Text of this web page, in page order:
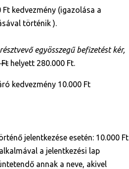
kedvezmény (igazolása a
történik ).
egyösszegű befizetést kér,
Ft helyett 280.000 Ft.
kedvezmény 10.000 Ft
jelentkezése esetén: 10.000 Ft
a jelentkezési lap
annak a neve, akivel